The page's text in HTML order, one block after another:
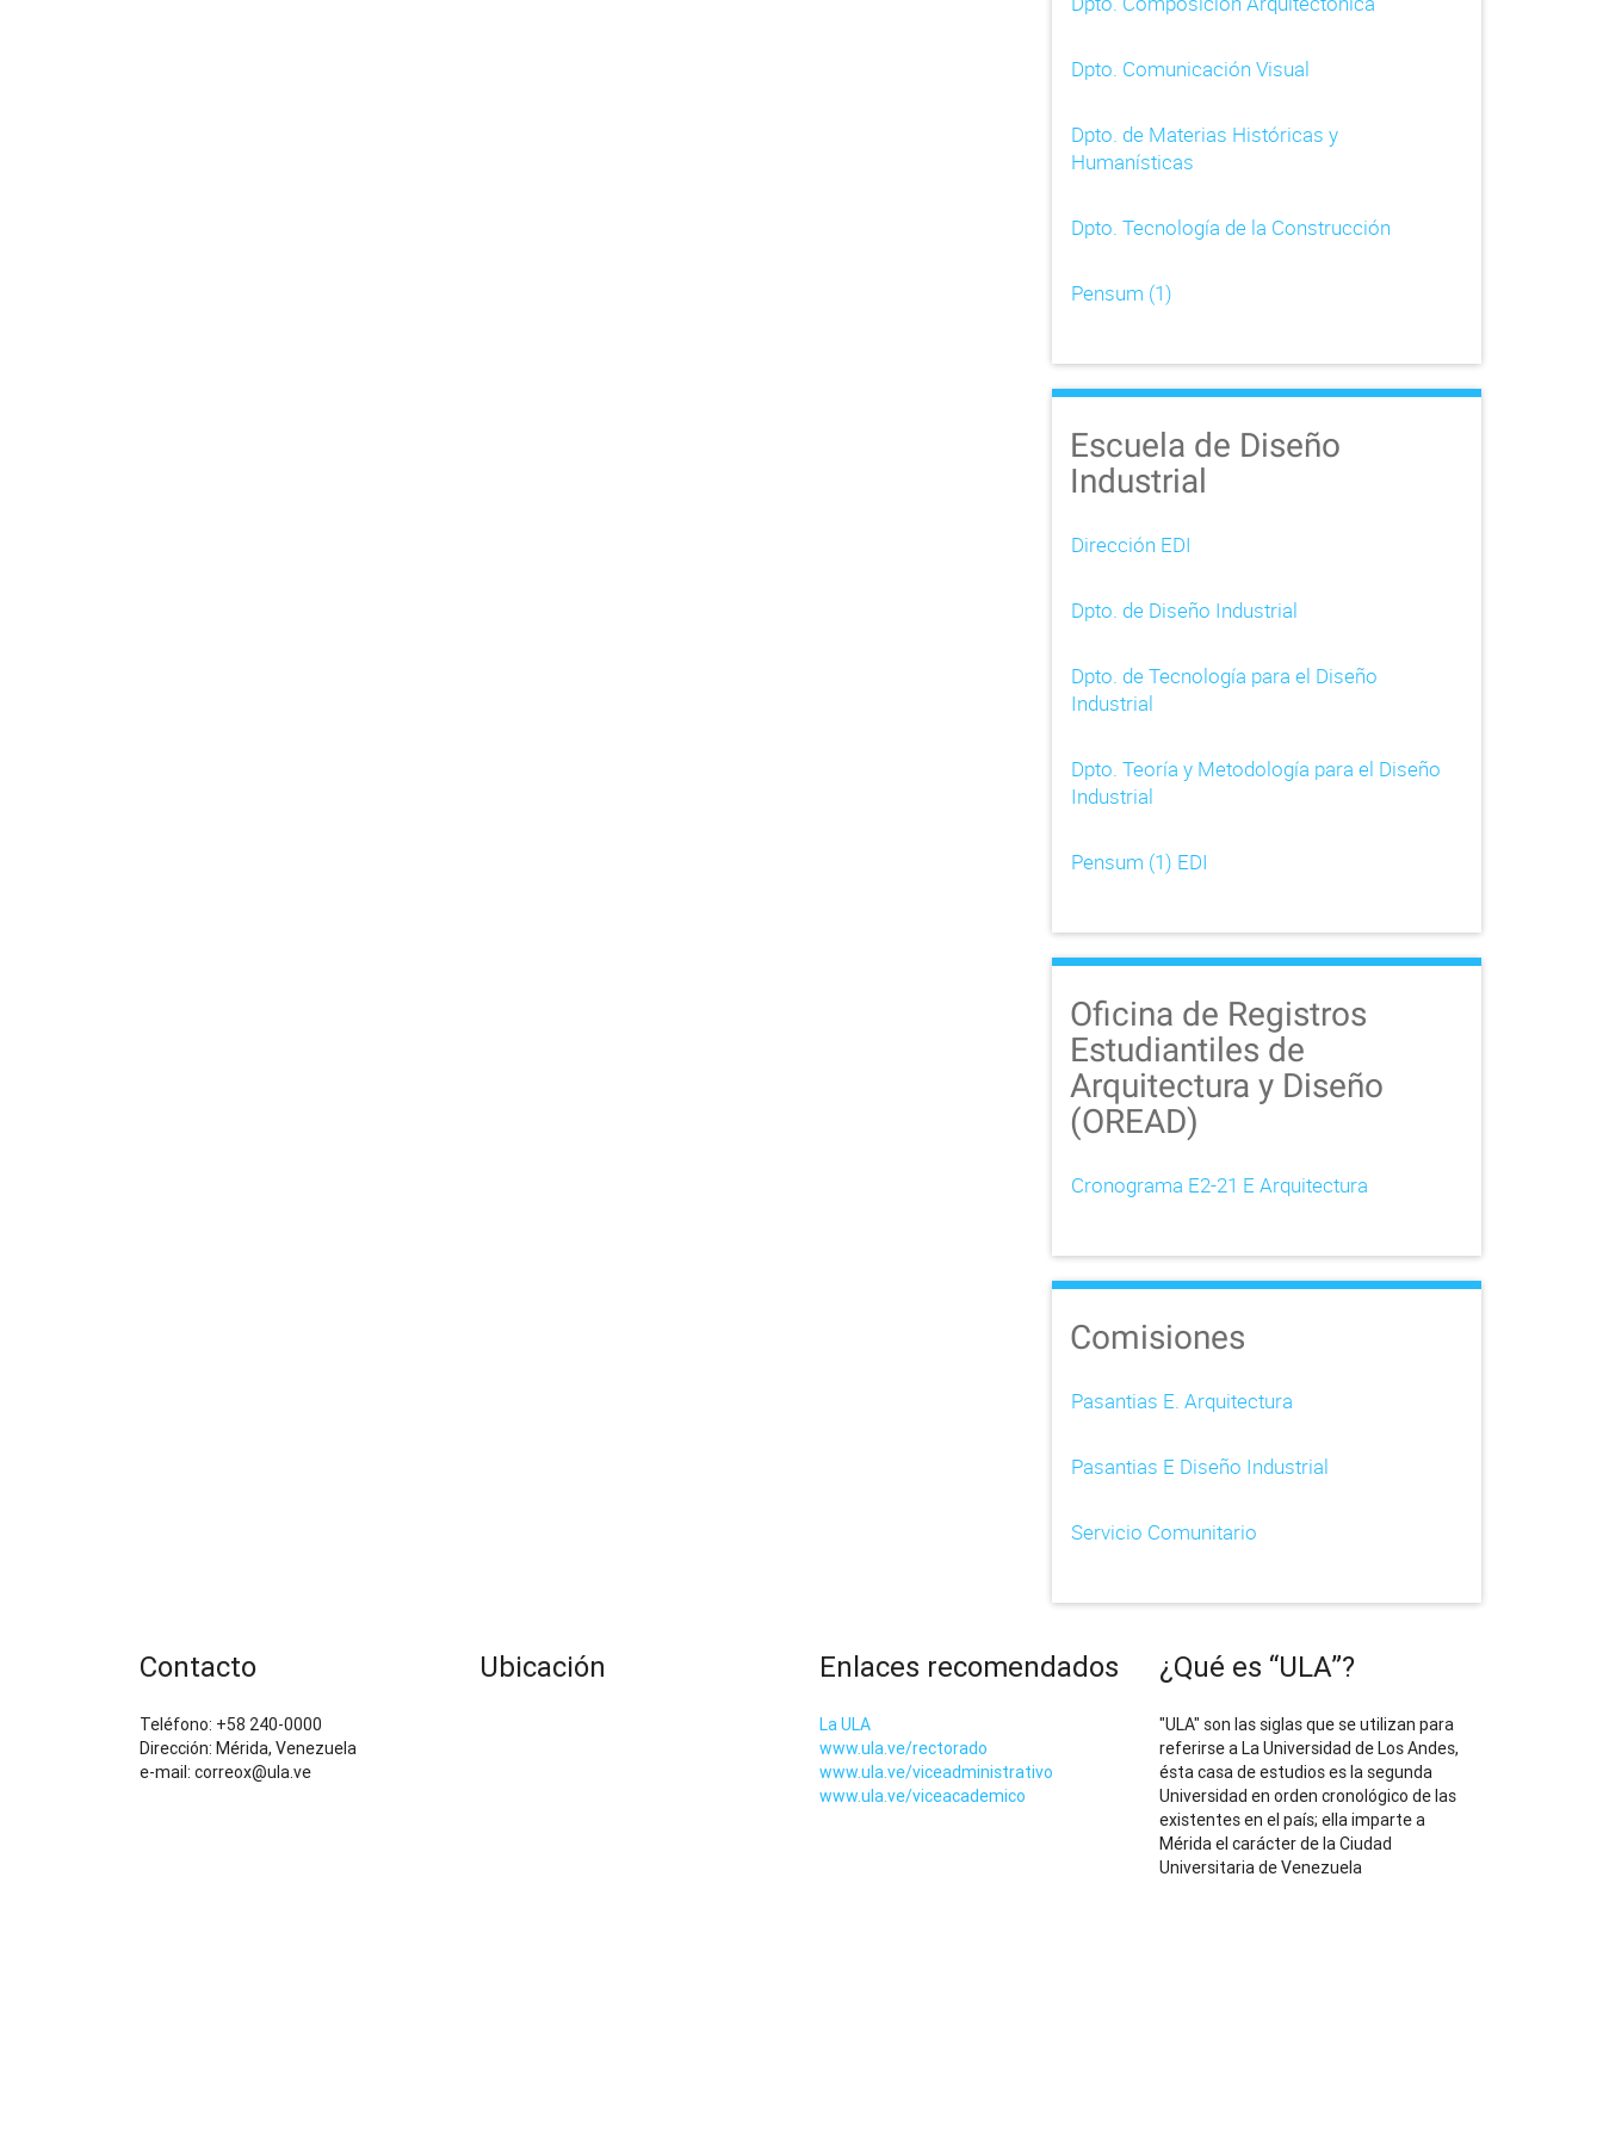
Dpto. Comunicación Visual
Dpto. de Materias Históricas y
Humanísticas
Dpto. Tecnología de la Construcción
Pensum (1)
Escuela de Diseño
Industrial
Dirección EDI
Dpto. de Diseño Industrial
Dpto. de Tecnología para el Diseño
Industrial
Dpto. Teoría y Metodología para el Diseño
Industrial
Pensum (1) EDI
Oficina de Registros
Estudiantiles de
Arquitectura y Diseño
(OREAD)
Cronograma E2-21 E Arquitectura
Comisiones
Pasantias E. Arquitectura
Pasantias E Diseño Industrial
Servicio Comunitario
Contacto
Teléfono: +58 240-0000
Dirección: Mérida, Venezuela
e-mail: correox@ula.ve
Ubicación Enlaces recomendados
La ULA
www.ula.ve/rectorado
www.ula.ve/viceadministrativo
www.ula.ve/viceacademico
¿Qué es “ULA”?
"ULA" son las siglas que se utilizan para
referirse a La Universidad de Los Andes,
ésta casa de estudios es la segunda
Universidad en orden cronológico de las
existentes en el país; ella imparte a
Mérida el carácter de la Ciudad
Universitaria de Venezuela